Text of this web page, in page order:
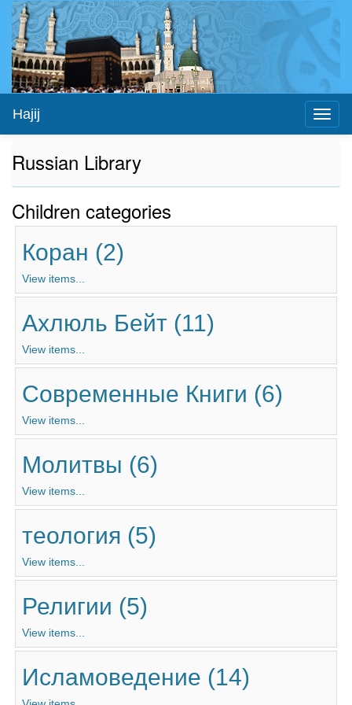
Hajij
Russian Library
Children categories
Коран (2)
View items...
Ахлюль Бейт (11)
View items...
Современные Книги (6)
View items...
Молитвы (6)
View items...
теология (5)
View items...
Религии (5)
View items...
Исламоведение (14)